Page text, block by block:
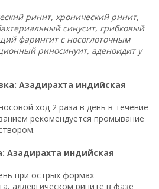
ринит, хронический ринит,
синусит, грибковый
фарингит с носоглоточным
риносинуит, аденоидит у
Азадирахта индийская
ход 2 раза в день в течение
рекомендуется промывание
Азадирахта индийская
при острых формах
аллергическом рините в фазе